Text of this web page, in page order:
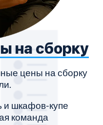
на сборку
цены на сборку
и шкафов-купе
команда